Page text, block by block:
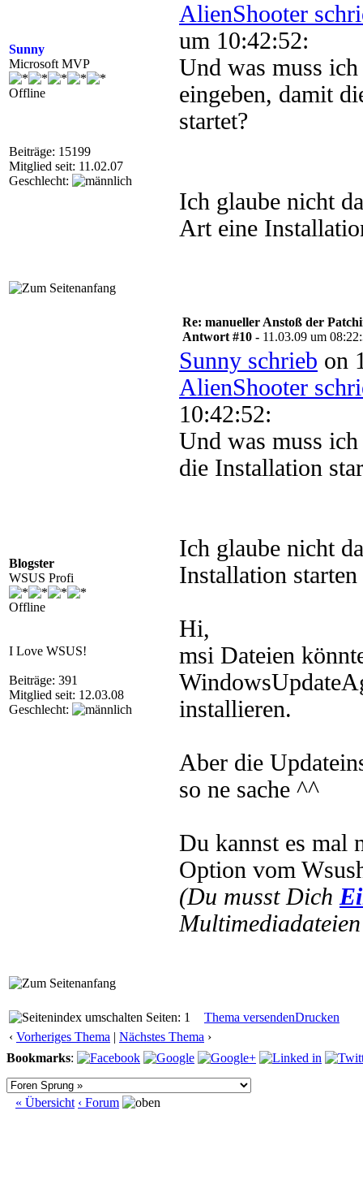
Sunny
Microsoft MVP
Offline
Beiträge: 15199
Mitglied seit: 11.02.07
Geschlecht:
AlienShooter
um 10:42:52:
Und was muss ich
eingeben, damit
startet?
Ich glaube nicht
Art eine
Blogster
WSUS Profi
Offline
I Love WSUS!
Beiträge: 391
Mitglied seit: 12.03.08
Geschlecht:
Re: manueller Anstoß der
Antwort #10 - 11.03.09 um
Sunny schrieb on
AlienShooter
10:42:52:
Und was muss
die Installation
Ich glaube nicht
Installation
Hi,
msi Dateien
installieren.
Aber die
so ne sache ^^
Du kannst es mal
Option vom
(Du musst Dich
Seiten: 1 Thema versendenDrucken
‹ Vorheriges Thema | Nächstes Thema ›
Bookmarks:
« Übersicht ‹ Forum